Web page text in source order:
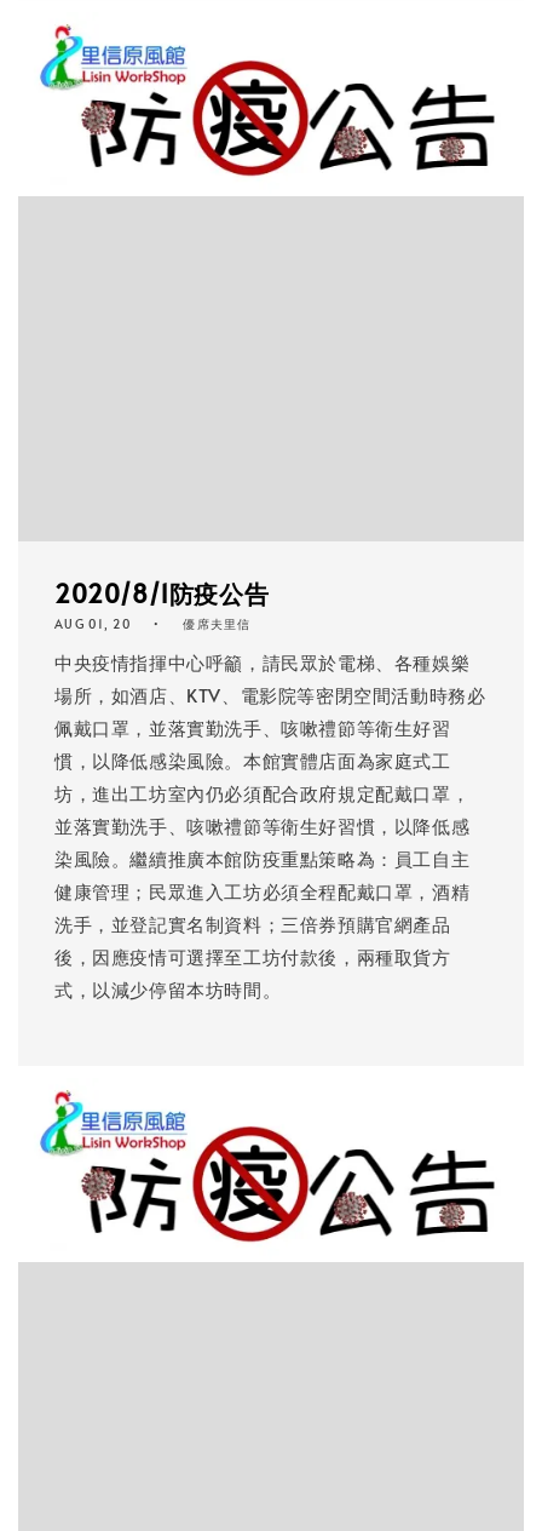
2020/8/1防疫公告
AUG 01, 20 優席夫里信
中央疫情指揮中心呼籲，請民眾於電梯、各種娛樂
場所，如酒店、KTV、電影院等密閉空間活動時務必
佩戴口罩，並落實勤洗手、咳嗽禮節等衛生好習
慣，以降低感染風險。本館實體店面為家庭式工
坊，進出工坊室內仍必須配合政府規定配戴口罩，
並落實勤洗手、咳嗽禮節等衛生好習慣，以降低感
染風險。繼續推廣本館防疫重點策略為：員工自主
健康管理；民眾進入工坊必須全程配戴口罩，酒精
洗手，並登記實名制資料；三倍券預購官網產品
後，因應疫情可選擇至工坊付款後，兩種取貨方
式，以減少停留本坊時間。